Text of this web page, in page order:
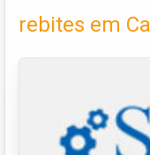
rebites em